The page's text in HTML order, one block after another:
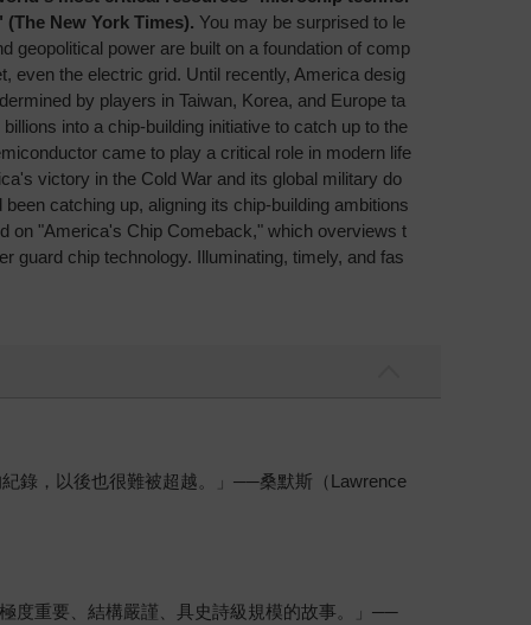
New York Times). You may be surprised to le
geopolitical power are built on a foundation of comp
the electric grid. Until recently, America desig
by players in Taiwan, Korea, and Europe ta
into a chip-building initiative to catch up to the
came to play a critical role in modern life
victory in the Cold War and its global military do
catching up, aligning its chip-building ambitions
on "America's Chip Comeback," which overviews t
guard chip technology. Illuminating, timely, and fas
錄，以後也很難被超越。」──桑默斯（Lawrence
度重要、結構嚴謹、具史詩級規模的故事。」──